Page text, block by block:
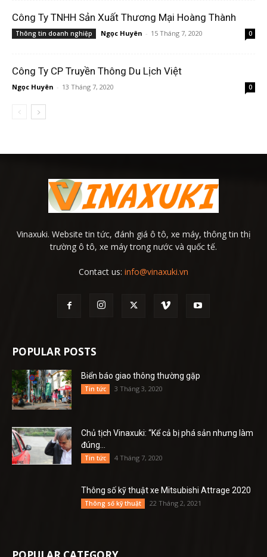
Công Ty TNHH Sản Xuất Thương Mại Hoàng Thành
Thông tin doanh nghiệp Ngọc Huyên - 15 Tháng 7, 2020 0
Công Ty CP Truyền Thông Du Lịch Việt
Ngọc Huyên - 13 Tháng 7, 2020 0
Vinaxuki. Website tin tức, đánh giá ô tô, xe máy, thông tin thị
trường ô tô, xe máy trong nước và quốc tế.
Contact us: info@vinaxuki.vn
POPULAR POSTS
Biển báo giao thông thường gặp
Tin tức 3 Tháng 3, 2020
Chủ tịch Vinaxuki: “Kể cả bị phá sản nhưng làm
đúng...
Tin tức 4 Tháng 7, 2020
Thông số kỹ thuật xe Mitsubishi Attrage 2020
Thông số kỹ thuật 22 Tháng 2, 2021